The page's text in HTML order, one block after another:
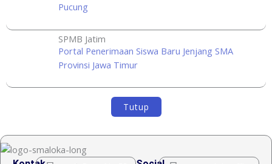
Pucung
SPMB Jatim
Portal Penerimaan Siswa Baru Jenjang SMA
Provinsi Jawa Timur
Tutup